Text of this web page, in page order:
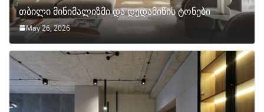
თბილი მინიმალიზმი და დედამიწის ტონები
May 26, 2026